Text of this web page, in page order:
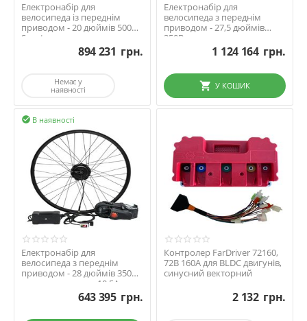
Електронабір для
велосипеда із переднім
приводом - 20 дюймів 500Вт
Sport та акумуляторо...
894 231 грн.
Немає у
наявності
Електронабір для
велосипеда з переднім
приводом - 27,5 дюймів
350Вт та акумулятором
1 124 164 грн.
У КОШИК
В наявності

Електронабір для
велосипеда з переднім
приводом - 28 дюймів 350Вт
та акумулятором 10,5Ач
643 395 грн.
Контролер FarDriver 72160,
72В 160А для BLDC двигунів,
синусний векторний
2 132 грн.